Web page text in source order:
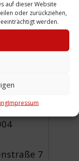
auf dieser Website
oder zurückziehen,
werden.
Impressum
7